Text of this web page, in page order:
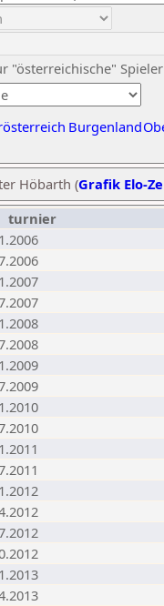
"österreichische" Spieler
Burgenland
Höbarth (Grafik Elo-
turnier